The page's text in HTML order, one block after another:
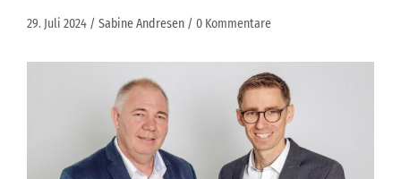
29. Juli 2024 Sabine Andresen 0 Kommentare